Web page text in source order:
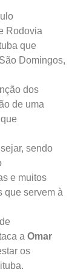
Rodovia
que
Domingos,
dos
de uma
sendo
e muitos
que servem à
a Omar
os